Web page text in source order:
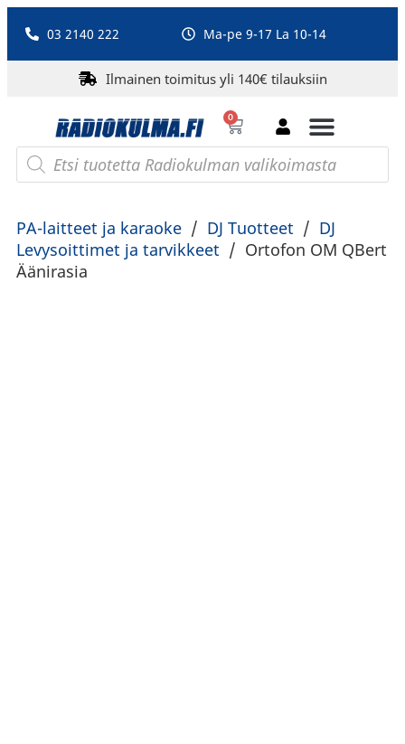
03 2140 222 Ma-pe 9-17 La 10-14
Ilmainen toimitus yli 140€ tilauksiin
0
PA-laitteet ja karaoke / DJ Tuotteet / DJ
Levysoittimet ja tarvikkeet / Ortofon OM QBert
Äänirasia